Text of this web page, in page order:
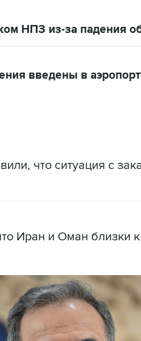
НПЗ из-за падения
введены в
что ситуация с
Иран и Оман близки